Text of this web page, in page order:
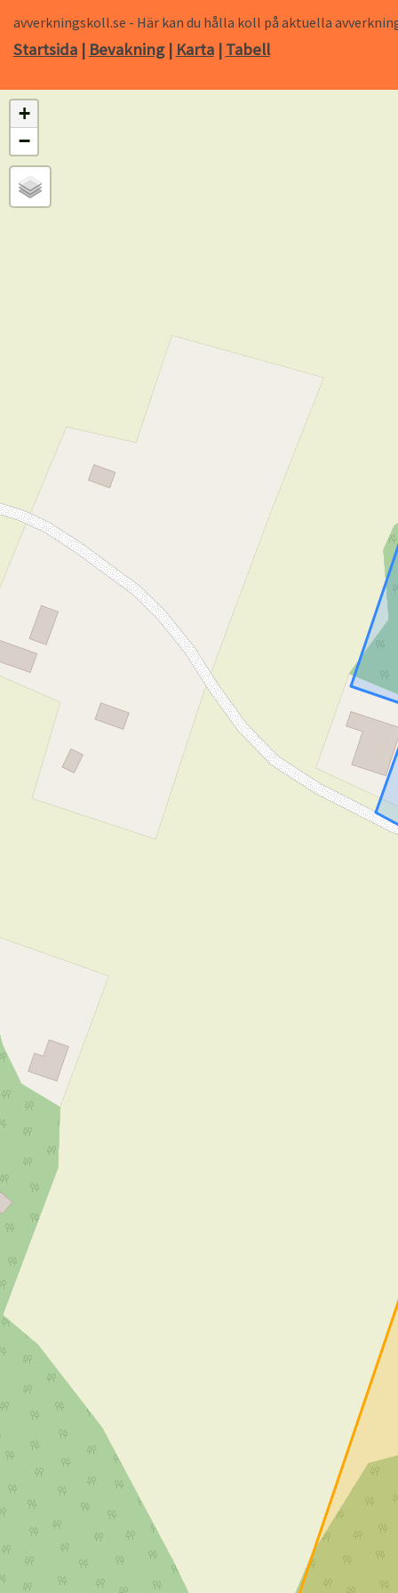
avverkningskoll.se - Här kan du hålla koll på aktuella
Startsida| Bevakning| Karta| Tabell
+
−